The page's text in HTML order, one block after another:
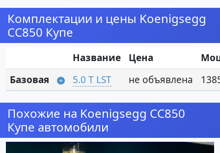
Комплектации и цены Koenigsegg
CC850 Купе
Название Цена
Базовая
5.0 T LST не объявлена
Похожие на Koenigsegg CC850
Купе автомобили